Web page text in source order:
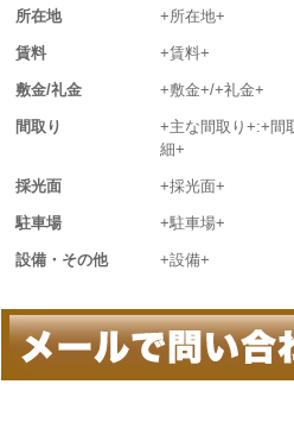
所在地 +所在地+
賃料 +賃料+
敷金/礼金 +敷金+/+礼金+
間取り
+主な間取り+:+間
細+
採光面 +採光面+
駐車場 +駐車場+
設備・その他 +設備+